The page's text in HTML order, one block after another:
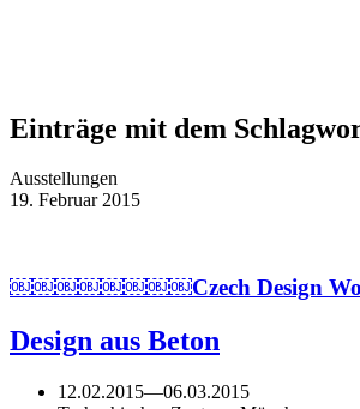
Einträge mit dem
Ausstellungen
19. Februar 2015
￼￼￼￼￼￼￼￼Czech Design
Design aus Beton
12.02.2015—06.03.2015